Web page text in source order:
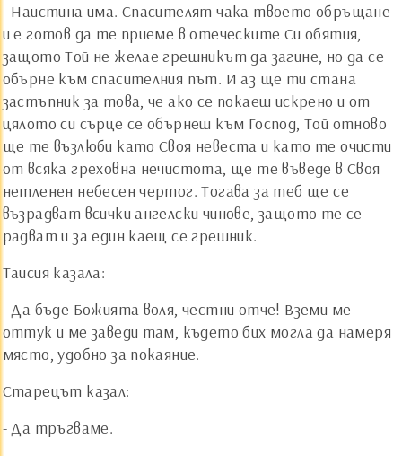
- Наистина има. Спасителят чака твоето обръщане
и е готов да те приеме в отеческите Си обятия,
защото Той не желае грешникът да загине, но да се
обърне към спасителния път. И аз ще ти стана
застъпник за това, че ако се покаеш искрено и от
цялото си сърце се обърнеш към Господ, Той отново
ще те възлюби като Своя невеста и като те очисти
от всяка греховна нечистота, ще те въведе в Своя
нетленен небесен чертог. Тогава за теб ще се
възрадват всички ангелски чинове, защото те се
радват и за един каещ се грешник.
Таисия казала:
- Да бъде Божията воля, честни отче! Вземи ме
оттук и ме заведи там, където бих могла да намеря
място, удобно за покаяние.
Старецът казал:
- Да тръгваме.